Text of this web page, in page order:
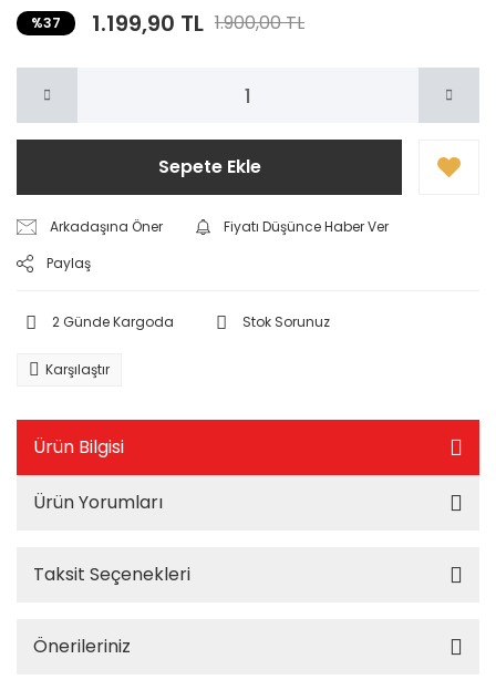
%37 1.199,90 TL 1.900,00 TL
Sepete Ekle
Arkadaşına Öner
Fiyatı Düşünce Haber Ver
Paylaş
2 Günde Kargoda Stok Sorunuz
Karşılaştır
Ürün Bilgisi
Ürün Yorumları
Taksit Seçenekleri
Önerileriniz